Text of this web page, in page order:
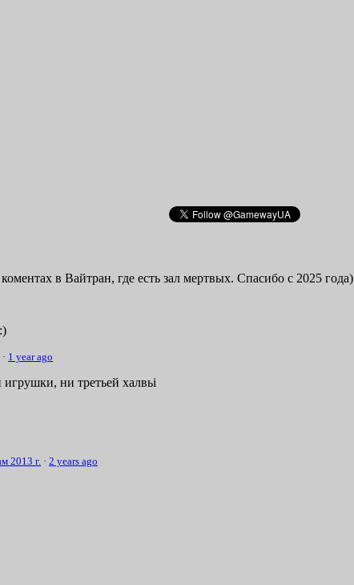
в Вайтран, где есть зал мертвых. Спасибо с 2025 года)
· 1 year ago
ни третьей халвьі
2013 г. · 2 years ago